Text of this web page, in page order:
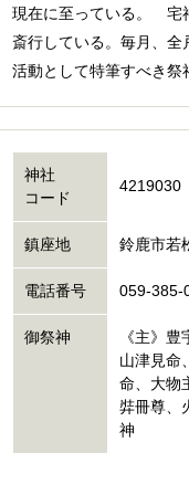
現在に至っている。 宅
斎行している。毎月、
活動として特筆すべき祭
神社
コード
4219030
鎮座地 鈴鹿市若
電話番号 059-385-
御祭神
《主》
山津見命
命、大物
弉冊尊、
神